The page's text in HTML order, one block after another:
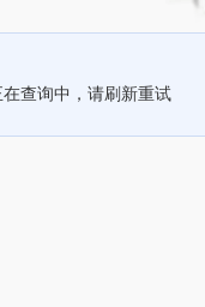
在查询中，请刷新重试